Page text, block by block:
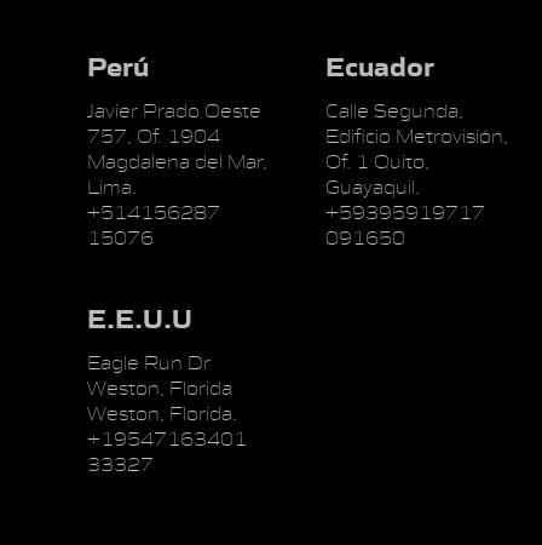
Perú
Javier Prado Oeste
757, Of. 1904
Magdalena del Mar,
Lima.
+514156287
15076
Ecuador
Calle Segunda,
Edificio Metrovisión,
Of. 1 Quito,
Guayaquil.
+59395919717
091650
E.E.U.U
Eagle Run Dr
Weston, Florida
Weston, Florida.
+19547163401
33327